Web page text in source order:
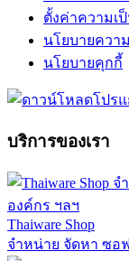
ตั้งค่าความเ
นโยบายควา
นโยบายคุกกี้
บริการของเรา
Thaiware Shop
จำหน่าย จัดหา ซอ